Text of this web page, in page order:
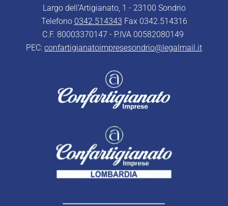
Largo dell’Artigianato, 1 - 23100 Sondrio
Telefono 0342.514343 Fax 0342.514316
C.F. 80003370147 - P.IVA 00582080149
PEC: confartigianatoimpresesondrio@legalmail.it